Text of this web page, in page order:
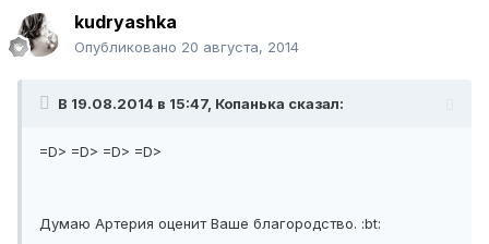
kudryashka
Опубликовано 20 августа, 2014
В 19.08.2014 в 15:47, Копанька сказал:
=D> =D> =D> =D>
Думаю Артерия оценит Ваше благородство. :bt: